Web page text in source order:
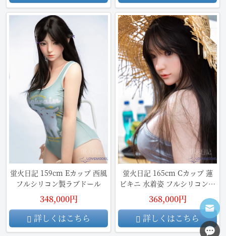
蛍火日記 159cm Eカップ 西風
フルシリコン製ラブドール
348,000円
詳しくはこちら
蛍火日記 165cm Cカップ 蓮
ビキニ 水着姿 フルシリコン製
ラブドール
368,000円
詳しくはこちら